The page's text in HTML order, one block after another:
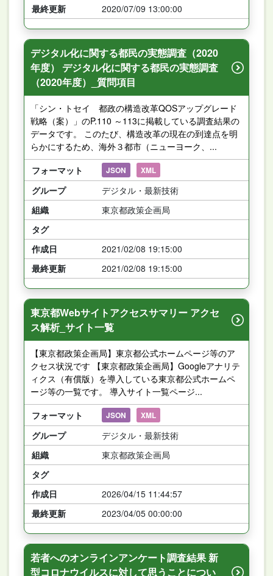
最終更新
2020/07/09 13:00:00
デジタル化に関する都民の実態調査（2020
年度） デジタル化に関する都民の実態調査
（2020年度）_質問項目
「シン・トセイ 都政の構造改革QOSアップグレード
戦略（案）」のP.110 ～113に掲載している調査結果の
データです。 このたび、構造改革の現在の到達点を明
らかにするため、海外３都市（ニューヨーク、...
フォーマット
JSON XML
グループ
デジタル・最新技術
組織
東京都政策企画局
タグ
作成日
2021/02/08 19:15:00
最終更新
2021/02/08 19:15:00
東京都Webサイトアクセスサマリー アクセ
ス解析_サイト一覧
【東京都政策企画局】東京都公式ホームページ等のア
クセス状況です 【東京都政策企画局】Googleアナリテ
ィクス（有償版）を導入している東京都公式ホームペ
ージ等の一覧です。 導入サイト一覧ページ...
フォーマット
JSON XML
グループ
デジタル・最新技術
組織
東京都政策企画局
タグ
作成日
2026/04/15 11:44:57
最終更新
2023/04/05 00:00:00
若者へのオンラインアンケート調査結果 新
型コロナウイルスに対して思うことについ